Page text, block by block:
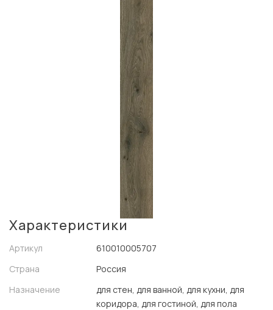
Характеристики
Артикул
610010005707
Страна
Россия
Назначение
для стен, для ванной, для кухни, для
коридора, для гостиной, для пола